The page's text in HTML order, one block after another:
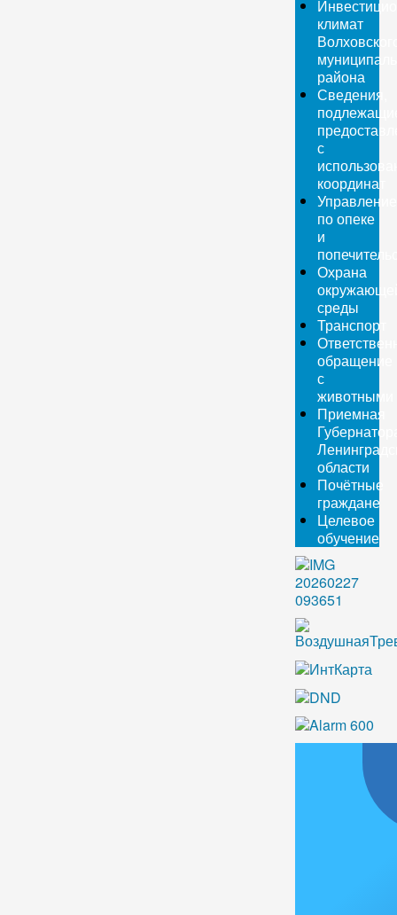
климат
района
Сведения,
с
координат
Управление
по опеке
и
Охрана
среды
Транспорт
обращение
с
животными
Приемная
области
Почётные
граждане
Целевое
обучение